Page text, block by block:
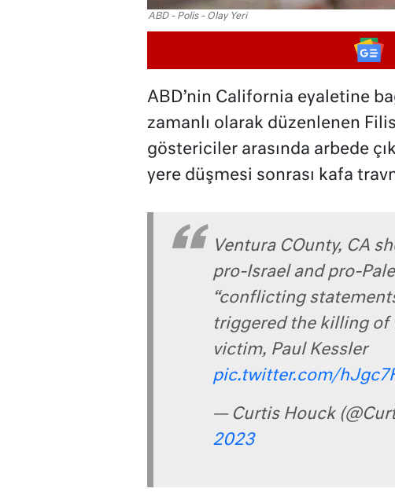
ABD - Polis - Olay Yeri
ABD’nin California eyaletine
zamanlı olarak düzenlenen
göstericiler arasında arbede
yere düşmesi sonrası kafa
Ventura COunty, CA
pro-Israel and pro-
“conflicting
triggered the killing
victim, Paul Kessler
pic.twitter.com/
— Curtis Houck
2023